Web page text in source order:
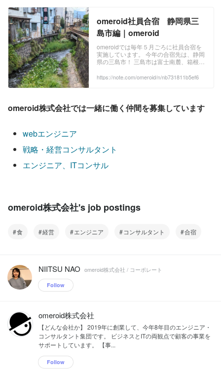
omeroid社員合宿 静岡県三
島市編｜omeroid
omeroidでは毎年５月ごろに社員合宿を
実施しています。 今年の合宿先は、静岡
県の三島市！ 三島市は富士南麓、箱根南
京間の停車駅でもあり、アクセスがいい
侘び寂びを感じます... 合宿での様子 今回
の我々の合宿先はいい部屋STUDIO三島
https://note.com/omeroid/n/nb731811b5ef6
omeroid株式会社では一緒に働く仲間を募集しています
webエンジニア
戦略・経営コンサルタント
エンジニア、ITコンサル
omeroid株式会社's job postings
食 経営 エンジニア コンサルタント 合宿
NIITSU NAO omeroid株式会社 / コーポレート
Follow
omeroid株式会社
【どんな会社か】 2019年に創業して、今年8年目のエンジニア・
コンサルタント集団です。 ビジネスとITの両観点で顧客の事業を
サポートしています。 【事...
Follow